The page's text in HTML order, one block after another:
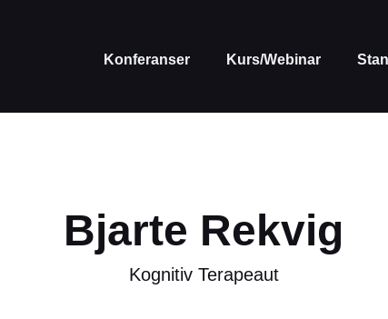
Konferanser Kurs/Webinar
Bjarte Rekvig
Kognitiv Terapeaut